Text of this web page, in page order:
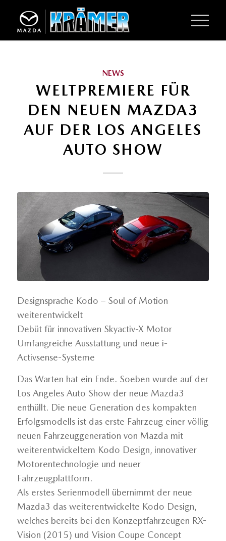
NEWS
WELTPREMIERE FÜR
DEN NEUEN MAZDA3
AUF DER LOS ANGELES
AUTO SHOW
Designsprache Kodo – Soul of Motion
weiterentwickelt
Debüt für innovativen Skyactiv-X Motor
Umfangreiche Ausstattung und neue i-
Activsense-Systeme
Das Warten hat ein Ende. Soeben wurde auf der
Los Angeles Auto Show der neue Mazda3
enthüllt. Die neue Generation des kompakten
Erfolgsmodells ist das erste Fahrzeug einer völlig
neuen Fahrzeuggeneration von Mazda mit
weiterentwickeltem Kodo Design, innovativer
Motorentechnologie und neuer
Fahrzeugplattform.
Als erstes Serienmodell übernimmt der neue
Mazda3 das weiterentwickelte Kodo Design,
welches bereits bei den Konzeptfahrzeugen RX-
Vision (2015) und Vision Coupe Concept